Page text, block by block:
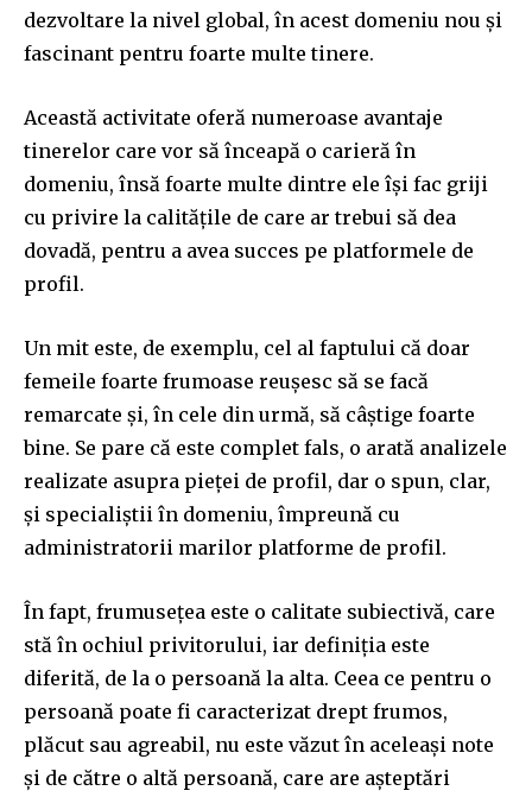
dezvoltare la nivel global, în acest domeniu nou și
fascinant pentru foarte multe tinere.
Această activitate oferă numeroase avantaje
tinerelor care vor să înceapă o carieră în
domeniu, însă foarte multe dintre ele își fac griji
cu privire la calitățile de care ar trebui să dea
dovadă, pentru a avea succes pe platformele de
profil.
Un mit este, de exemplu, cel al faptului că doar
femeile foarte frumoase reușesc să se facă
remarcate și, în cele din urmă, să câștige foarte
bine. Se pare că este complet fals, o arată analizele
realizate asupra pieței de profil, dar o spun, clar,
și specialiștii în domeniu, împreună cu
administratorii marilor platforme de profil.
În fapt, frumusețea este o calitate subiectivă, care
stă în ochiul privitorului, iar definiția este
diferită, de la o persoană la alta. Ceea ce pentru o
persoană poate fi caracterizat drept frumos,
plăcut sau agreabil, nu este văzut în aceleași note
și de către o altă persoană, care are așteptări